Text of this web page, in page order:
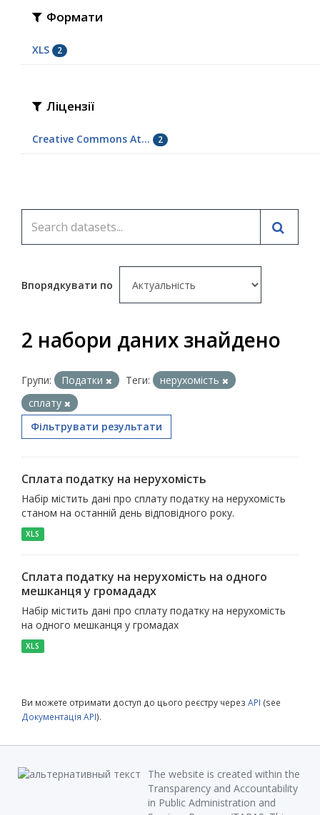
Формати
XLS 2
Ліцензії
Creative Commons At... 2
Впорядкувати по
2 набори даних знайдено
Групи: Податки Теги:
нерухомість
сплату
Фільтрувати результати
Сплата податку на нерухомість
Набір містить дані про сплату податку на нерухомість
станом на останній день відповідного року.
XLS
Сплата податку на нерухомість на одного
мешканця у громададх
Набір містить дані про сплату податку на нерухомість
на одного мешканця у громадах
XLS
Ви можете отримати доступ до цього реєстру через API (see
Документація API).
The website is created within the
Transparency and Accountability
in Public Administration and